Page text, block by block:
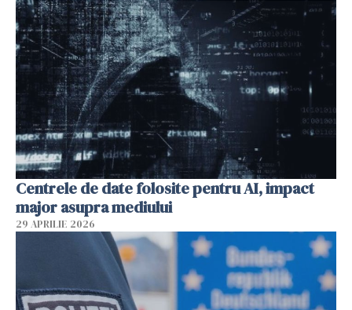
Centrele de date folosite pentru AI, impact
major asupra mediului
29 APRILIE 2026